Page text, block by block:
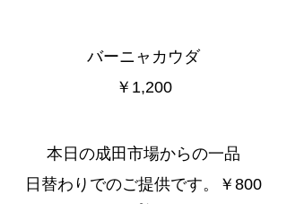
バーニャカウダ
￥1,200
本日の成田市場からの一品
日替わりでのご提供です。￥800